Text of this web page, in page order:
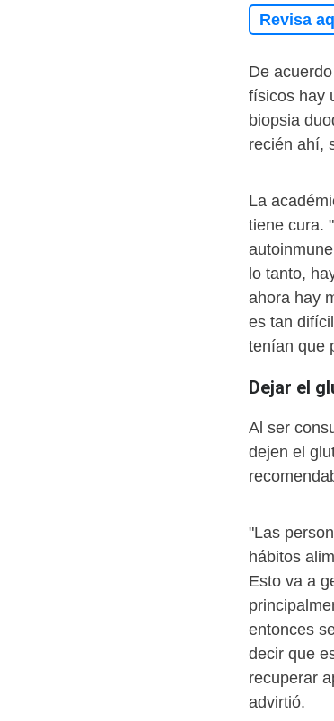
Revisa
De
físicos hay
biopsia
recién ahí,
La
tiene cura.
lo tanto,
ahora hay
es tan
tenían que
Dejar el
Al ser
dejen el
"Las
hábitos
Esto va a
entonces
decir que
recuperar
advirtió.